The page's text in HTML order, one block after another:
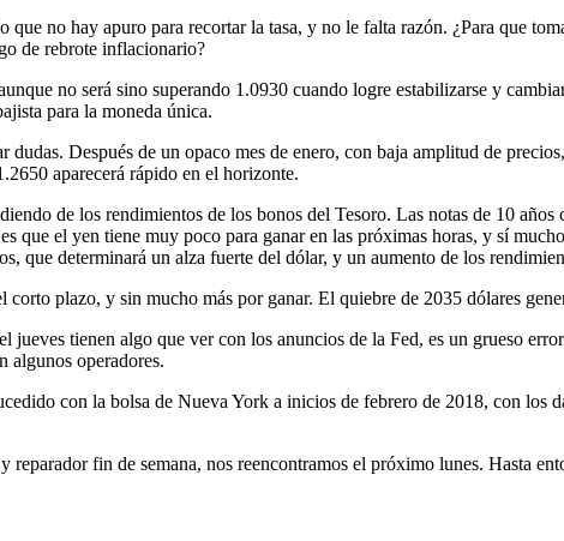
no hay apuro para recortar la tasa, y no le falta razón. ¿Para que
de rebrote inflacionario?
no será sino superando 1.0930 cuando logre estabilizarse y
para la moneda única.
Después de un opaco mes de enero, con baja amplitud de
aparecerá rápido en el horizonte.
de los rendimientos de los bonos del Tesoro. Las notas de 10
que el yen tiene muy poco para ganar en las próximas horas, y sí
que determinará un alza fuerte del dólar, y un aumento de los
plazo, y sin mucho más por ganar. El quiebre de 2035 dólares
tienen algo que ver con los anuncios de la Fed, es un grueso
algunos operadores.
con la bolsa de Nueva York a inicios de febrero de 2018, con los
fin de semana, nos reencontramos el próximo lunes. Hasta